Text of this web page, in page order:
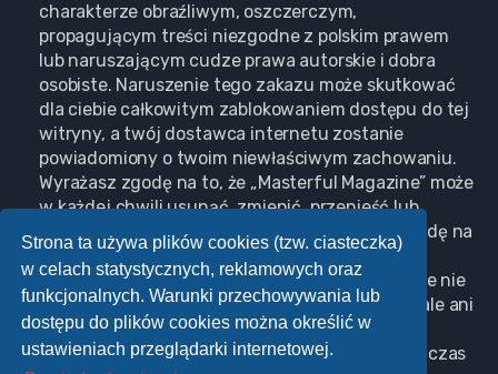
Strona ta używa plików cookies (tzw. ciasteczka)
w celach statystycznych, reklamowych oraz
funkcjonalnych. Warunki przechowywania lub
dostępu do plików cookies można określić w
ustawieniach przeglądarki internetowej.
charakterze obraźliwym, oszczerczym,
propagującym treści niezgodne z polskim prawem
lub naruszającym cudze prawa autorskie i dobra
osobiste. Naruszenie tego zakazu może skutkować
dla ciebie całkowitym zablokowaniem dostępu do tej
witryny, a twój dostawca internetu zostanie
powiadomiony o twoim niewłaściwym zachowaniu.
Wyrażasz zgodę na to, że „Masterful Magazine” może
w każdej chwili usunąć, zmienić, przenieść lub
zamknąć każdy twój temat, post. Wyrażasz zgodę na
zapisywanie wszystkich podanych przez ciebie
informacji w naszej bazie danych. Informacje te nie
będą przekazywane nikomu bez twojej zgody, ale ani
„Masterful Magazine”, ani phpBB nie ponosi
odpowiedzialności za włamania do witryny, podczas